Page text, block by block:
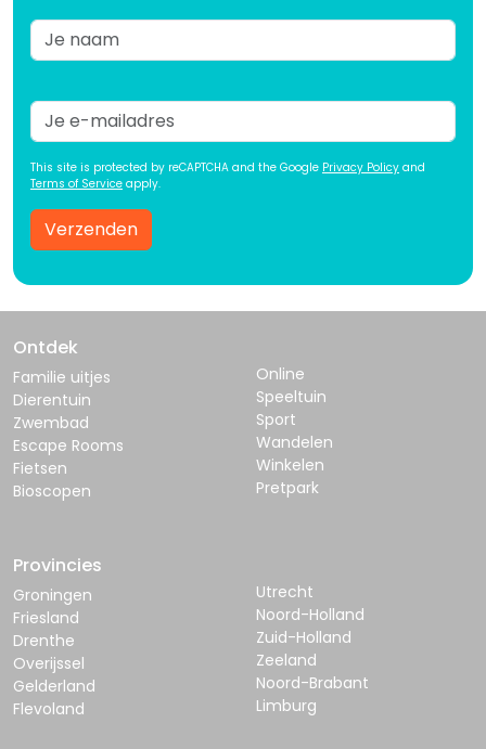
This site is protected by reCAPTCHA and the Google Privacy Policy and
Terms of Service apply.
Verzenden
Ontdek
Familie uitjes
Dierentuin
Zwembad
Escape Rooms
Fietsen
Bioscopen
Online
Speeltuin
Sport
Wandelen
Winkelen
Pretpark
Provincies
Groningen
Friesland
Drenthe
Overijssel
Gelderland
Flevoland
Utrecht
Noord-Holland
Zuid-Holland
Zeeland
Noord-Brabant
Limburg